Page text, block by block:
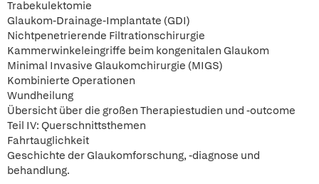
Trabekulektomie
Glaukom-Drainage-Implantate (GDI)
Nichtpenetrierende Filtrationschirurgie
Kammerwinkeleingriffe beim kongenitalen Glaukom
Minimal Invasive Glaukomchirurgie (MIGS)
Kombinierte Operationen
Wundheilung
Übersicht über die großen Therapiestudien und -outcome
Teil IV: Querschnittsthemen
Fahrtauglichkeit
Geschichte der Glaukomforschung, -diagnose und
behandlung.